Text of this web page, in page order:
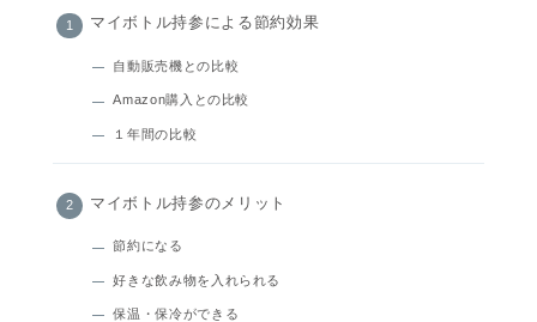
マイボトル持参による節約効果
自動販売機との比較
Amazon購入との比較
１年間の比較
マイボトル持参のメリット
節約になる
好きな飲み物を入れられる
保温・保冷ができる